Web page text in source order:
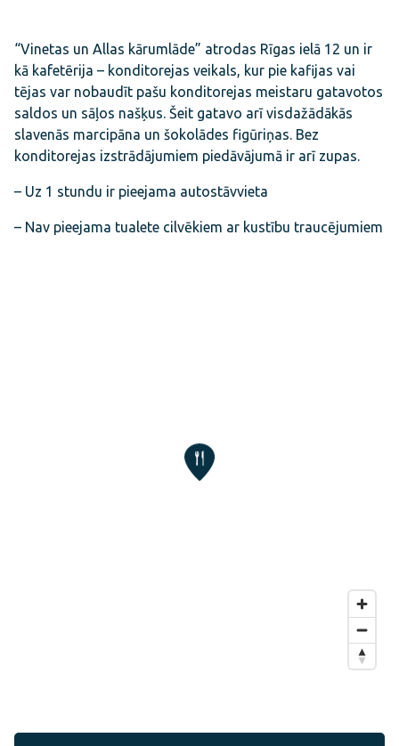
“Vinetas un Allas kārumlāde” atrodas Rīgas ielā 12 un ir
kā kafetērija – konditorejas veikals, kur pie kafijas vai
tējas var nobaudīt pašu konditorejas meistaru gatavotos
saldos un sāļos našķus. Šeit gatavo arī visdažādākās
slavenās marcipāna un šokolādes figūriņas. Bez
konditorejas izstrādājumiem piedāvājumā ir arī zupas.
– Uz 1 stundu ir pieejama autostāvvieta
– Nav pieejama tualete cilvēkiem ar kustību traucējumiem